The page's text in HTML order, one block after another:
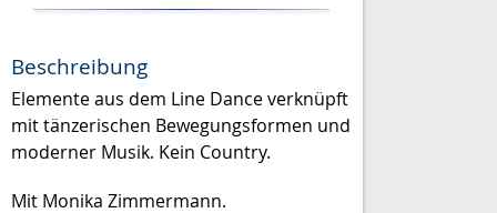
Beschreibung
Elemente aus dem Line Dance verknüpft
mit tänzerischen Bewegungsformen und
moderner Musik. Kein Country.
Mit Monika Zimmermann.